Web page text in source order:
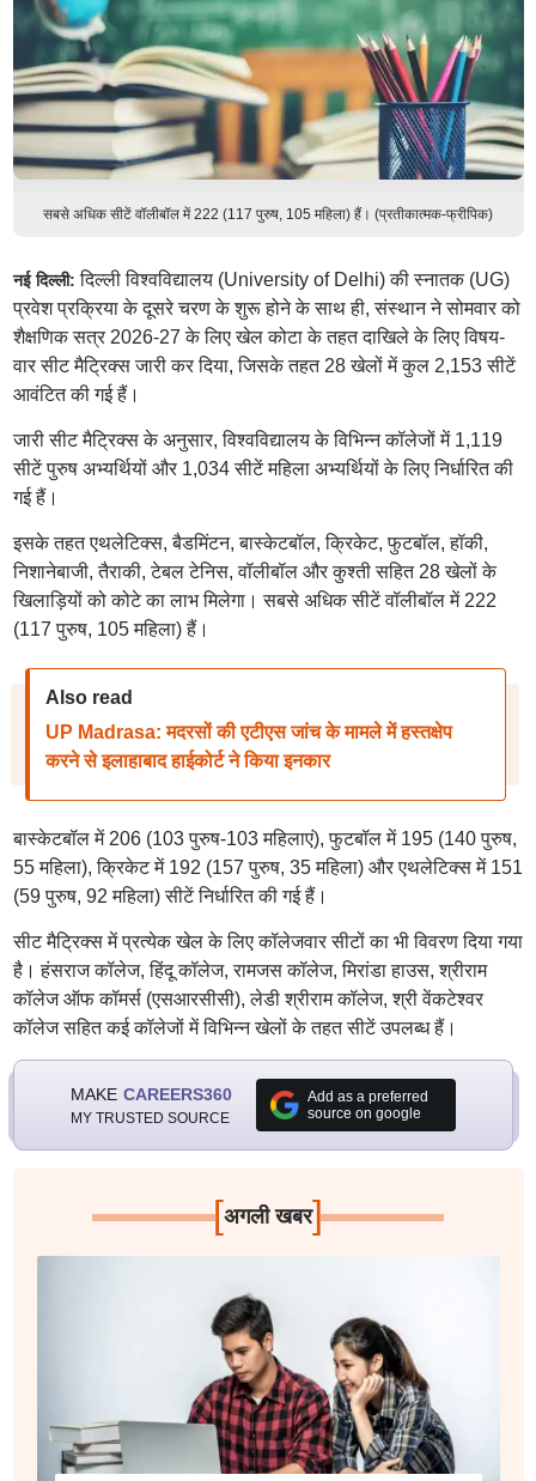
सबसे अधिक सीटें वॉलीबॉल में 222 (117 पुरुष, 105 महिला) हैं। (प्रतीकात्मक-फ्रीपिक)
नई दिल्ली:दिल्ली विश्वविद्यालय (University of Delhi) की स्नातक (UG)
प्रवेश प्रक्रिया के दूसरे चरण के शुरू होने के साथ ही, संस्थान ने सोमवार को
शैक्षणिक सत्र 2026-27 के लिए खेल कोटा के तहत दाखिले के लिए विषय-
वार सीट मैट्रिक्स जारी कर दिया, जिसके तहत 28 खेलों में कुल 2,153 सीटें
आवंटित की गई हैं।
जारी सीट मैट्रिक्स के अनुसार, विश्वविद्यालय के विभिन्न कॉलेजों में 1,119
सीटें पुरुष अभ्यर्थियों और 1,034 सीटें महिला अभ्यर्थियों के लिए निर्धारित की
गई हैं।
इसके तहत एथलेटिक्स, बैडमिंटन, बास्केटबॉल, क्रिकेट, फुटबॉल, हॉकी,
निशानेबाजी, तैराकी, टेबल टेनिस, वॉलीबॉल और कुश्ती सहित 28 खेलों के
खिलाड़ियों को कोटे का लाभ मिलेगा। सबसे अधिक सीटें वॉलीबॉल में 222
(117 पुरुष, 105 महिला) हैं।
Also read
UP Madrasa: मदरसों की एटीएस जांच के मामले में हस्तक्षेप
करने से इलाहाबाद हाईकोर्ट ने किया इनकार
बास्केटबॉल में 206 (103 पुरुष-103 महिलाएं), फुटबॉल में 195 (140 पुरुष,
55 महिला), क्रिकेट में 192 (157 पुरुष, 35 महिला) और एथलेटिक्स में 151
(59 पुरुष, 92 महिला) सीटें निर्धारित की गई हैं।
सीट मैट्रिक्स में प्रत्येक खेल के लिए कॉलेजवार सीटों का भी विवरण दिया गया
है। हंसराज कॉलेज, हिंदू कॉलेज, रामजस कॉलेज, मिरांडा हाउस, श्रीराम
कॉलेज ऑफ कॉमर्स (एसआरसीसी), लेडी श्रीराम कॉलेज, श्री वेंकटेश्वर
कॉलेज सहित कई कॉलेजों में विभिन्न खेलों के तहत सीटें उपलब्ध हैं।
MAKE CAREERS360
MY TRUSTED SOURCE
Add as a preferred
source on google
[अगली खबर]